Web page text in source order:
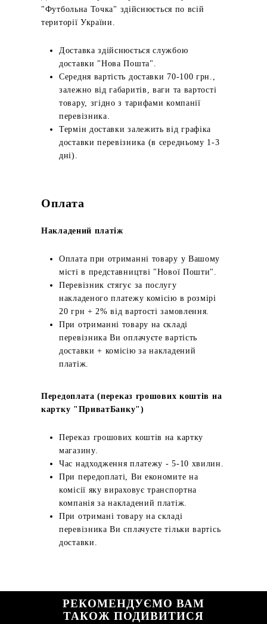
"Футбольна Точка" здійснюється по всій
території України.
Доставка здійснюється службою
доставки "Нова Пошта".
Середня вартість доставки 70-100 грн.,
залежно від габаритів, ваги та вартості
товару, згідно з тарифами компанії
перевізника.
Термін доставки залежить від графіка
доставки перевізника (в середньому 1-3
дні).
Оплата
Накладений платіж
Оплата при отриманні товару у Вашому
місті в представництві "Нової Пошти".
Перевізник стягує за послугу
накладеного платежу комісію в розмірі
20 грн + 2% від вартості замовлення.
При отриманні товару на складі
перевізника Ви оплачуєте вартість
доставки + комісію за накладений
платіж.
Передоплата (переказ грошових коштів на
картку "ПриватБанку")
Переказ грошових коштів на картку
магазину.
Час надходження платежу - 5-10 хвилин.
При передоплаті, Ви економите на
комісії яку вираховує транспортна
компанія за накладений платіж.
При отримані товару на складі
перевізника Ви сплачуєте тільки вартісь
доставки.
РЕКОМЕНДУЄМО ВАМ
ТАКОЖ ПОДИВИТИСЯ